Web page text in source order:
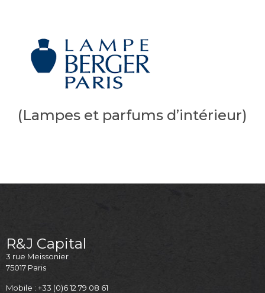
(Lampes et parfums d’intérieur)
R&J Capital
3 rue Meissonier
75017 Paris
Mobile : +33 (0)6 12 79 08 61